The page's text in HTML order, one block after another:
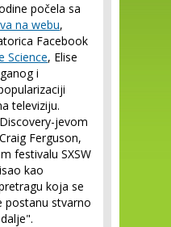
počela sa
na webu,
Facebook
Science, Elise
i
televiziju.
jevom
Ferguson,
festivalu SXSW
kao
koja se
postanu stvarno